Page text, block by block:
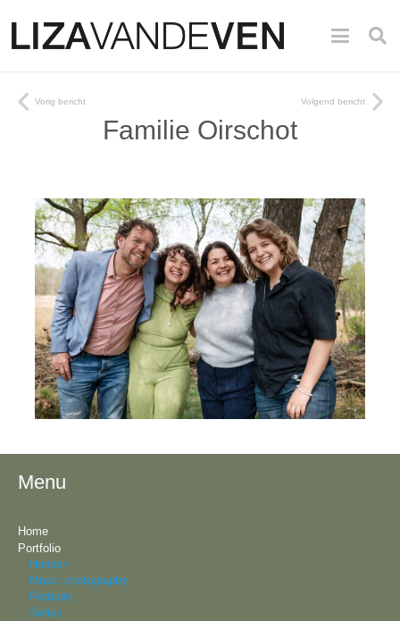
Vorig bericht Volgend bericht
Familie Oirschot
Menu
Home
Portfolio
Honden
Music photography
Portraits
Series